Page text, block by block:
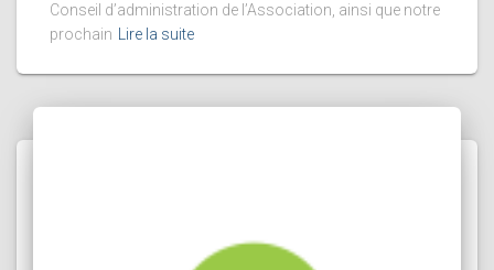
Conseil d’administration de l’Association, ainsi que notre
prochain Lire la suite